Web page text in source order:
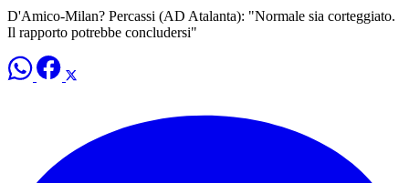
D'Amico-Milan? Percassi (AD Atalanta): "Normale sia corteggiato.
Il rapporto potrebbe concludersi"